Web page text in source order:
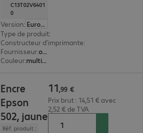
C13T02V6401
0
Version:
Europe
Type de produit:
Constructeur d'imprimante:
Fournisseur: original
Couleur: multipack (noir, magenta, jaune, cyan)
Encre
Epson
502, jaune
Réf. produit :
11,99 €
Prix brut : 14,51 € avec
2,52 € de TVA